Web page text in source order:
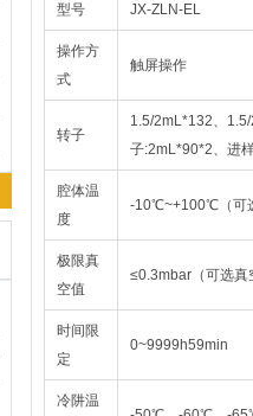
型号 JX-ZLN-EL
操作方
式
触屏操作
转子
1.5/2mL*132、
子:2mL*90*2、进
腔体温
度
-10℃~+100℃（可
极限真
空值
≤0.3mbar（可选
时间限
定
0~9999h59min
冷阱温